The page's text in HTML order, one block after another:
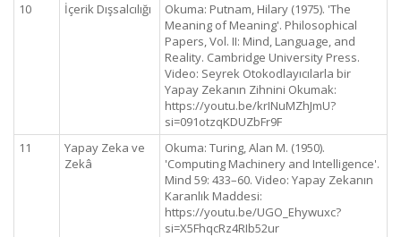
10
İçerik Dışsalcılığı
Okuma: Putnam, Hilary (1975). 'The
Meaning of Meaning'. Philosophical
Papers, Vol. II: Mind, Language, and
Reality. Cambridge University Press.
Video: Seyrek Otokodlayıcılarla bir
Yapay Zekanın Zihnini Okumak:
https://youtu.be/krINuMZhJmU?
si=091otzqKDUZbFr9F
11
Yapay Zeka ve
Zekâ
Okuma: Turing, Alan M. (1950).
'Computing Machinery and Intelligence'.
Mind 59: 433–60. Video: Yapay Zekanın
Karanlık Maddesi:
https://youtu.be/UGO_Ehywuxc?
si=X5FhqcRz4RIb52ur